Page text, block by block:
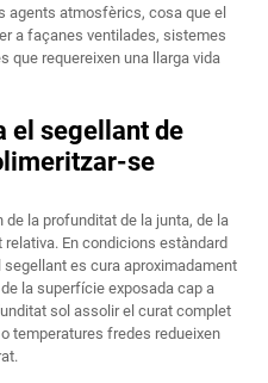
agents atmosfèrics, cosa que el
a façanes ventilades, sistemes
que requereixen una llarga vida
el segellant de
se
la profunditat de la junta, de la
En condicions estàndard
segellant es cura aproximadament
la superfície exposada cap a
sol assolir el curat complet
temperatures fredes redueixen